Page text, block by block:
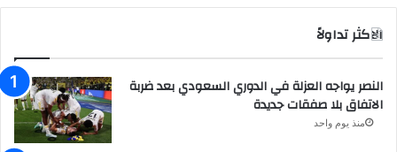
الاكثر تداولاً
النصر يواجه العزلة في الدوري السعودي بعد ضربة
الاتفاق بلا صفقات جديدة
منذ يوم واحد